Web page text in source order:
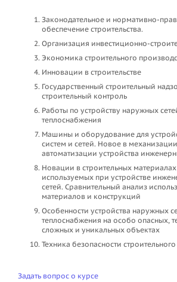
Законодательное и нормативно-
обеспечение строительства.
Организация инвестиционно-
Экономика строительного
Инновации в строительстве
Государственный строительный
строительный контроль
Работы по устройству наружных
теплоснабжения
Машины и оборудование для
систем и сетей. Новое в
автоматизации устройства
Новации в строительных
используемых при устройстве
сетей. Сравнительный анализ
материалов и конструкций
Особенности устройства наружных
теплоснабжения на особо опасных,
сложных и уникальных объектах
Техника безопасности
Задать вопрос о курсе